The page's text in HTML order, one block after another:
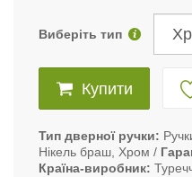
Виберіть тип
Купити
Тип дверної ручки
Нікель браш, Хром
Країна-виробник